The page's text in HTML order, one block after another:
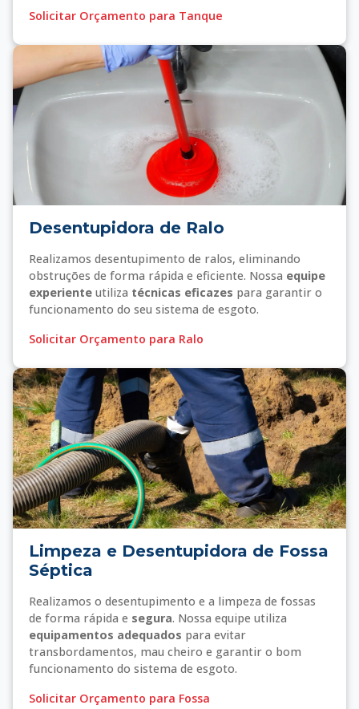
Solicitar Orçamento para Tanque
Desentupidora de Ralo
Realizamos desentupimento de ralos, eliminando
obstruções de forma rápida e eficiente. Nossa equipe
experiente utiliza técnicas eficazes para garantir o
funcionamento do seu sistema de esgoto.
Solicitar Orçamento para Ralo
Limpeza e Desentupidora de Fossa
Séptica
Realizamos o desentupimento e a limpeza de fossas
de forma rápida e segura. Nossa equipe utiliza
equipamentos adequados para evitar
transbordamentos, mau cheiro e garantir o bom
funcionamento do sistema de esgoto.
Solicitar Orçamento para Fossa